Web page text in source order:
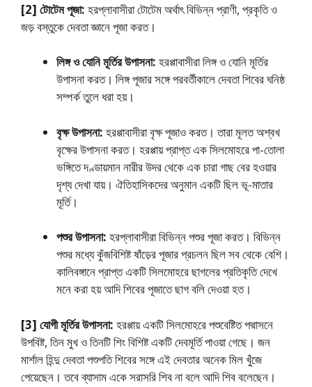
[2] টোটেম পূজা: হরপ্লাবাসীরা টোটেম অর্থাৎ বিভিন্ন প্রাণী, প্রকৃতি ও
জড় বস্তুকে দেবতা জ্ঞানে পূজা করত।
লিঙ্গ ও যােনি মূর্তির উপাসনা: হরপ্পাবাসীরা লিঙ্গ ও যােনি মূর্তির
উপাসনা করত। লিঙ্গ পূজার সঙ্গে পরবর্তীকালে দেবতা শিবের ঘনিষ্ঠ
সম্পর্ক তুলে ধরা হয়।
বৃক্ষ উপাসনা: হরপ্পাবাসীরা বৃক্ষ পূজাও করত। তারা মূলত অশ্বখ
বৃক্ষের উপাসনা করত। হরপ্পায় প্রাপ্ত এক সিলমােহরে পা-তােলা
ভঙ্গিতে দণ্ডায়মান নারীর উদর থেকে এক চারা গাছ বের হওয়ার
দৃশ্য দেখা যায়। ঐতিহাসিকদের অনুমান একটি ছিল ভূ-মাতার
মূর্তি।
পশুর উপাসনা: হরপ্লাবাসীরা বিভিন্ন পশুর পূজা করত। বিভিন্ন
পশুর মধ্যে কুঁজবিশিষ্ট ষাঁড়ের পূজার প্রচলন ছিল সব থেকে বেশি।
কালিবঙ্গানে প্রাপ্ত একটি সিলমােহরে ছাগলের প্রতিকৃতি দেখে
মনে করা হয় আদি শিবের পূজাতে ছাগ বলি দেওয়া হত।
[3] যােগী মূর্তির উপাসনা: হরপ্পায় একটি সিলমােহরে পশুবেষ্টিত পদ্মাসনে
উপবিষ্ট, তিন মুখ ও তিনটি শিং বিশিষ্ট একটি দেবমূর্তি পাওয়া গেছে। জন
মার্শাল হিন্দু দেবতা পশুপতি শিবের সঙ্গে এই দেবতার অনেক মিল খুঁজে
পেয়েছেন। তবে ব্যাসাম একে সরাসরি শিব না বলে আদি শিব বলেছেন।